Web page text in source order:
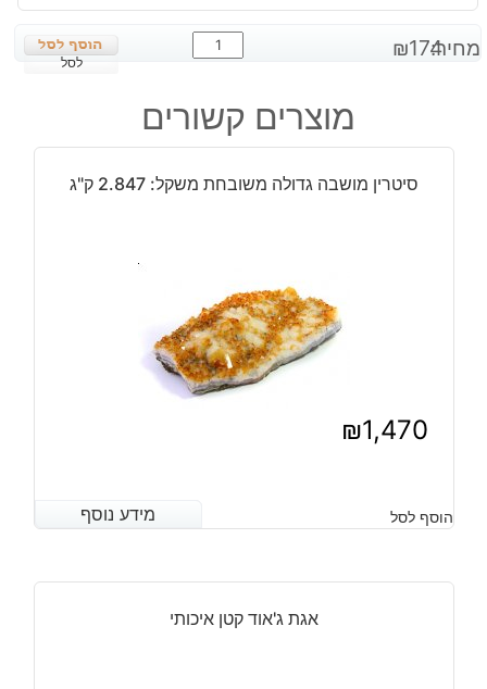
מחיר: ₪174
כמות
של
גלם
טבעי
85
לסל
מוצרים קשורים
סיטרין מושבה גדולה משובחת משקל: 2.847 ק"ג
₪1,470
מידע נוסף הוסף לסל מידע נוסף
אגת ג'אוד קטן איכותי